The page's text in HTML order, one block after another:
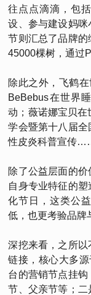
往点点滴滴，包
设、参与建设妈
节则汇总了品牌
45000棵树，通过
除此之外，飞鹤在
BeBebus在世界
动；薇诺娜宝贝在
学会暨第十八届
性皮炎科普宣传
除了公益层面的
自身专业特征的
化节日，这类公
低，也更考验品牌
深挖来看，之所
链接，核心大多
台的营销节点挂
节、父亲节等；二